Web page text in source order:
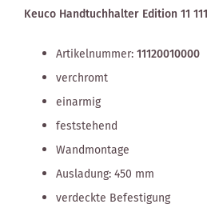
Keuco Handtuchhalter Edition 11
Artikelnummer:11120010000
verchromt
einarmig
feststehend
Wandmontage
Ausladung: 450 mm
verdeckte Befestigung